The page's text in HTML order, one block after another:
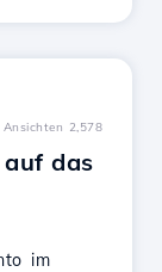
Ansichten 2,578
das
im